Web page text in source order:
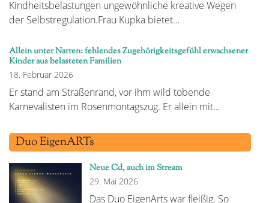
Kindheitsbelastungen ungewöhnliche kreative Wegen
der Selbstregulation.Frau Kupka bietet…
Allein unter Narren: fehlendes Zugehörigkeitsgefühl erwachsener
Kinder aus belasteten Familien
18. Februar 2026
Er stand am Straßenrand, vor ihm wild tobende
Karnevalisten im Rosenmontagszug. Er allein mit…
Duo EigenARTs
Neue Cd, auch im Stream
29. Mai 2026
Das Duo EigenArts war fleißig. So